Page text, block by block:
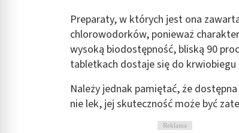
Preparaty, w których jest ona
chlorowodorków, ponieważ
wysoką biodostępność, bliską 90
tabletkach dostaje się do
Należy jednak pamiętać, że
nie lek, jej skuteczność może być
Reklama